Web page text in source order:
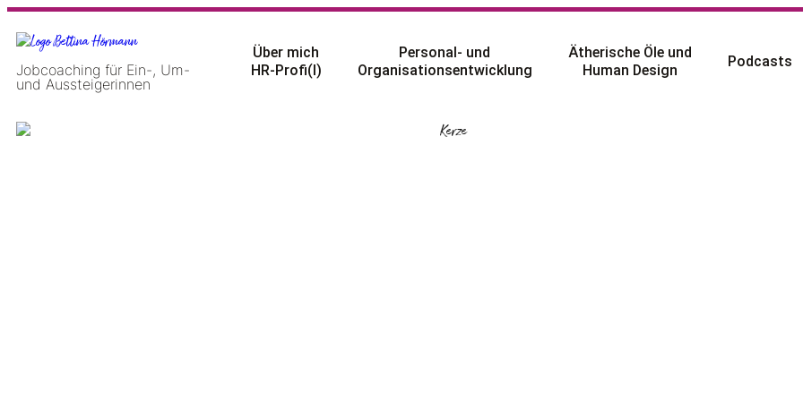
Jobcoaching für Ein-, Um-
und Aussteigerinnen
Über mich
HR-Profi(l)
Personal- und
Organisationsentwicklung
Ätherische Öle und
Human Design
Podcasts